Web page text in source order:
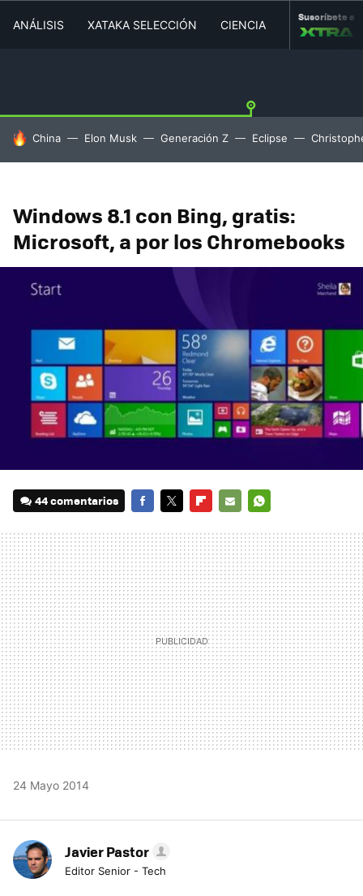
ANÁLISIS XATAKA SELECCIÓN CIENCIA MOVILIDAD
Suscríbete a
HOY SE HABLA DE
China Elon Musk Generación Z Eclipse
Windows 8.1 con Bing, gratis:
Microsoft, a por los Chromebooks
44 comentarios
MAIL
24 Mayo 2014
Javier Pastor
Editor Senior - Tech